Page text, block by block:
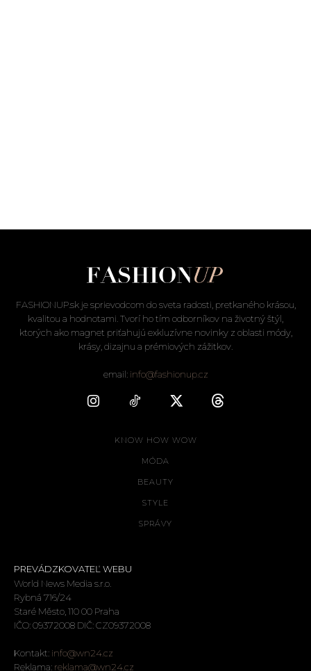
FASHIONUP.sk je sprievodcom do sveta radosti, pretkaného krásou,
kvalitou a hodnotami. Tvorí ho tím odborníkov na životný štýl,
ktorých ako magnet priťahujú exkluzívne novinky z oblasti módy,
krásy, dizajnu a prémiových zážitkov.
email: info@fashionup.cz
KNOW HOW WOW
MÓDA
BEAUTY
STYLE
SPRÁVY
PREVÁDZKOVATEĽ WEBU
World News Media s.r.o.
Rybná 716/24
Staré Město, 110 00 Praha
IČO: 09372008 DIČ: CZ09372008
Kontakt: info@wn24.cz
Reklama: reklama@wn24.cz